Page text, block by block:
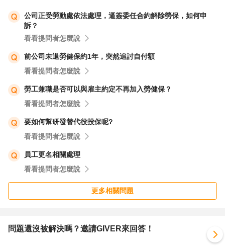
公司正受勞動處依法處理，逼簽委任合約解除勞保，如何申
訴？
看看提問者怎麼說
前公司未退勞健保約1年，突然追討自付額
看看提問者怎麼說
勞工兼職是否可以與雇主約定不再加入勞健保？
看看提問者怎麼說
要如何幫研發替代役投保呢?
看看提問者怎麼說
員工更名相關處理
看看提問者怎麼說
更多相關問題
問題還沒被解決嗎？邀請GIVER來回答！